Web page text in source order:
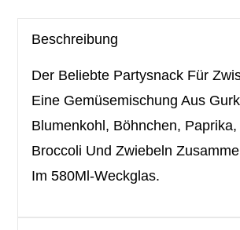
Beschreibung
Der Beliebte Partysnack Für
Eine Gemüsemischung Aus
Blumenkohl, Böhnchen,
Broccoli Und Zwiebeln
Im 580Ml-Weckglas.